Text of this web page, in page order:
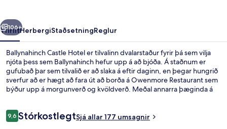
Næsta
106+
YfirlitHerbergiStaðsetningReglur
Ballynahinch Castle Hotel er tilvalinn dvalarstaður fyrir þá sem vilja
njóta þess sem Ballynahinch hefur upp á að bjóða. Á staðnum er
gufubað þar sem tilvalið er að slaka á eftir daginn, en þegar hungrið
sverfur að er hægt að fara út að borða á Owenmore Restaurant sem
býður upp á morgunverð og kvöldverð. Meðal annarra þæginda á
Umsagnir
9,69,6 af 10
StórkostlegtSjá allar 177 umsagnir